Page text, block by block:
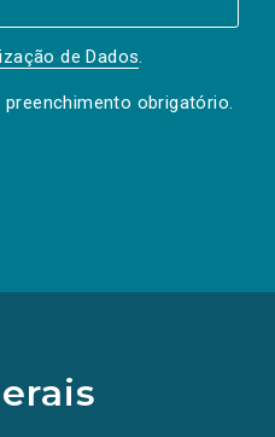
de Dados.
obrigatório.